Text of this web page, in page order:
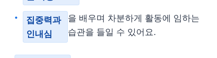
집중력과
인내심
을 배우며 차분하게 활동에 임하는
습관을 들일 수 있어요.